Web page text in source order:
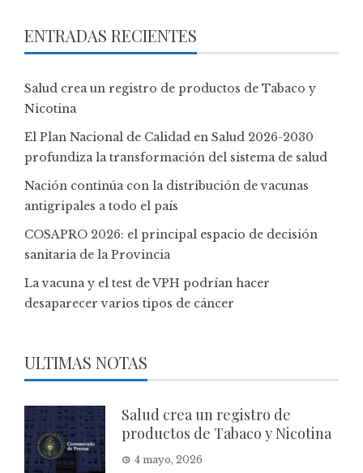
ENTRADAS RECIENTES
Salud crea un registro de productos de Tabaco y
Nicotina
El Plan Nacional de Calidad en Salud 2026-2030
profundiza la transformación del sistema de salud
Nación continúa con la distribución de vacunas
antigripales a todo el país
COSAPRO 2026: el principal espacio de decisión
sanitaria de la Provincia
La vacuna y el test de VPH podrían hacer
desaparecer varios tipos de cáncer
ULTIMAS NOTAS
Salud crea un registro de
productos de Tabaco y Nicotina
4 mayo, 2026